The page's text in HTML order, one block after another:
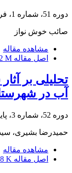
دوره 51، شماره 1، فروردین 1399، صفحه
صائب خوش نواز
مشاهده مقاله
اصل مقاله M
تحلیلی بر
آب در
دوره 52، شماره 3، پاییز 1400، صفحه
حمیدرضا بشیری،
مشاهده مقاله
اصل مقاله K